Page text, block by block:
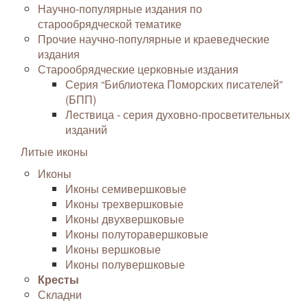
Научно-популярные издания по
старообрядческой тематике
Прочие научно-популярные и краеведческие
издания
Старообрядческие церковные издания
Серия “Библиотека Поморских писателей”
(БПП)
Лествица - серия духовно-просветительных
изданий
Литые иконы
Иконы
Иконы семивершковые
Иконы трехвершковые
Иконы двухвершковые
Иконы полуторавершковые
Иконы вершковые
Иконы полувершковые
Кресты
Складни